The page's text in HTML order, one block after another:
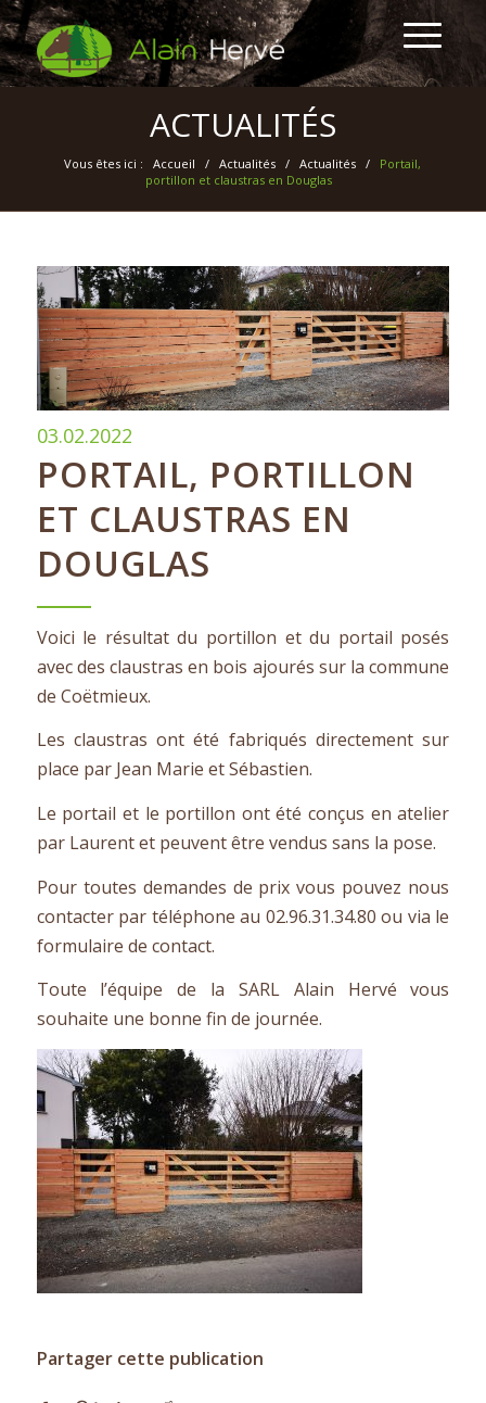
ACTUALITÉS
Vous êtes ici : Accueil / Actualités / Actualités /
Portail,
portillon et claustras en Douglas
03.02.2022
PORTAIL, PORTILLON
ET CLAUSTRAS EN
DOUGLAS
Voici le résultat du portillon et du portail posés
avec des claustras en bois ajourés sur la commune
de Coëtmieux.
Les claustras ont été fabriqués directement sur
place par Jean Marie et Sébastien.
Le portail et le portillon ont été conçus en atelier
par Laurent et peuvent être vendus sans la pose.
Pour toutes demandes de prix vous pouvez nous
contacter par téléphone au 02.96.31.34.80 ou via le
formulaire de contact.
Toute l’équipe de la SARL Alain Hervé vous
souhaite une bonne fin de journée.
Partager cette publication